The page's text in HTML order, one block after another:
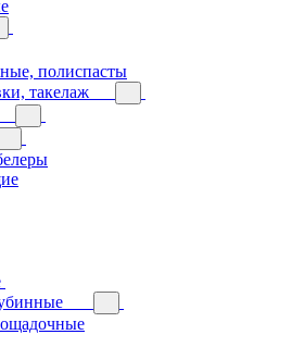
полиспасты
такелаж